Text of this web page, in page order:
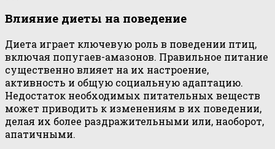
Влияние диеты на поведение
Диета играет ключевую роль в поведении птиц,
включая попугаев-амазонов. Правильное питание
существенно влияет на их настроение,
активность и общую социальную адаптацию.
Недостаток необходимых питательных веществ
может приводить к изменениям в их поведении,
делая их более раздражительными или, наоборот,
апатичными.